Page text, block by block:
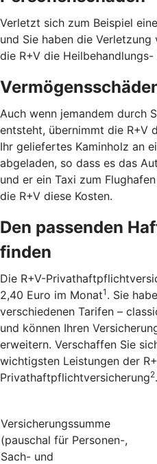
Verletzt sich zum Beispiel
und Sie haben die
die R+V die
Auch wenn jemandem durch
entsteht, übernimmt die R+V
Ihr geliefertes Kaminholz an
abgeladen, so dass es das
und er ein Taxi zum
die R+V diese Kosten.
Den passenden
finden
Die R+V-
2,40 Euro im Monat1 . Sie
verschiedenen Tarifen –
und können Ihren
erweitern. Verschaffen Sie
wichtigsten Leistungen der
Privathaftpflichtversicherung2.
Versicherungssumme
(pauschal für Personen-,
Sach- und